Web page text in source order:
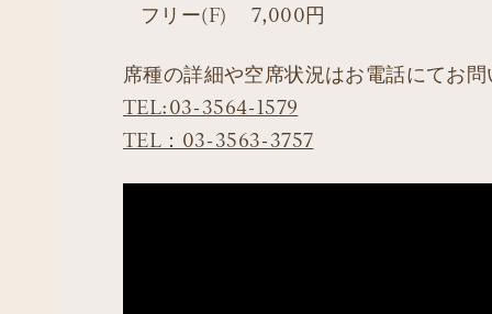
フリー(F) 7,000円
席種の詳細や空席状況はお電話にてお問
TEL:03-3564-1579
TEL：03-3563-3757